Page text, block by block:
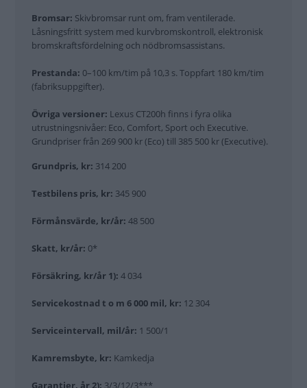
Bromsar: Skivbromsar runt om, fram ventilerade.
Låsningsfritt system med kurvbromskontroll, elektronisk
bromskraftsfördelning och nödbromsassistans.
Prestanda: 0–100 km/tim på 10,3 s. Toppfart 180 km/tim
(fabriksuppgifter).
Övriga versioner: Lexus CT200h finns i fyra olika
utrustningsnivåer: Eco, Comfort, Sport och Executive.
Grundpriser från 269 900 kr (Eco) till 385 500 kr (Executive).
Grundpris, kr: 314 200
Testbilens pris, kr: 345 900
Förmånsvärde, kr/år: 48 500
Skatt, kr/år: 0*
Försäkring, kr/år 1): 4 034
Servicekostnad t o m 6 000 mil, kr: 12 304
Serviceintervall, mil/år: 1 500/1
Kamremsbyte, kr: Kamkedja
Garantier, år 2): 3/3/12/3***